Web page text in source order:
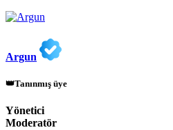
Argun
👑Tanınmış üye
Yönetici
Moderatör